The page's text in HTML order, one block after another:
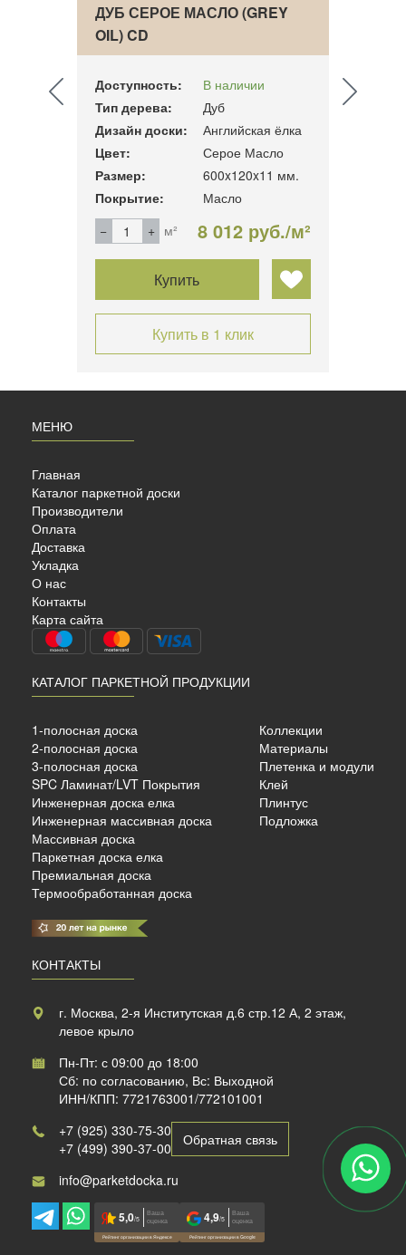
ДУБ СЕРОЕ МАСЛО (GREY
OIL) CD
Доступность:
В наличии
Тип дерева:
Дуб
Дизайн доски:
Английская ёлка
Цвет:
Серое Масло
Размер:
600x120x11 мм.
Покрытие:
Масло
м²
8 012 руб./м²
Купить
Купить в 1 клик
м²
МЕНЮ
Главная
Каталог паркетной доски
Производители
Оплата
Доставка
Укладка
О нас
Контакты
Карта сайта
КАТАЛОГ ПАРКЕТНОЙ ПРОДУКЦИИ
1-полосная доска
2-полосная доска
3-полосная доска
SPC Ламинат/LVT Покрытия
Инженерная доска елка
Инженерная массивная доска
Массивная доска
Паркетная доска елка
Премиальная доска
Термообработанная доска
Коллекции
Материалы
Плетенка и модули
Клей
Плинтус
Подложка
КОНТАКТЫ
г. Москва, 2-я Институтская д.6 стр.12 А, 2 этаж,
левое крыло
Пн-Пт: с 09:00 до 18:00
Сб: по согласованию, Вс: Выходной
ИНН/КПП: 7721763001/772101001
+7 (925) 330-75-30
+7 (499) 390-37-00
Обратная связь
info@parketdocka.ru
5,0/5
Ваша
оценка
Рейтинг организации в Яндексе
4,9/5
Ваша
оценка
Рейтинг организации в Google